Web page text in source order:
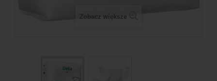
Zobacz większe